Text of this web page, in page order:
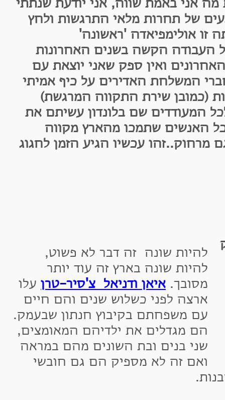
באמת שווה, אני יודעת שנתתי
תחרות מלאי התרגשות ולחץ
אולימפיאדה 'ראשונה'
הקשה בשנים האחרונות
ואין ספק שאני יוצאת עם
המשלחת האדירים על כיף אמיתי
שירת התקווה המרגשת)
שם בלונדון עשיתם את
שתמכו מהארץ מקווה
עכשיו הגיע הזמן לחגוג
שונה זה דבר לא פשוט,
שונה בארץ זה עוד יותר
איאן ודניאלצ'סיר-טרן עלו
לפני כשלוש שנים והם חיים
משפחתם בקיבוץ חנתון שבעמק.
מגדלים את ילדיהם המאומצים,
בנים ובת השונים מהם במראה
זה לא מספיק הם גם חובשי